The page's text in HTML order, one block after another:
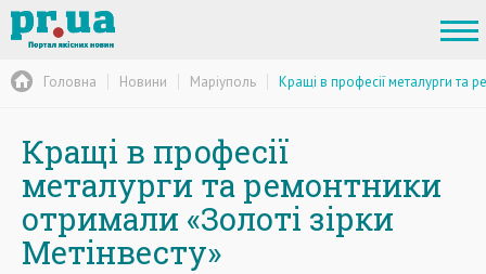
Головна Новини Маріуполь Кращі в професії металурги та
Кращі в професії
металурги та ремонтники
отримали «Золоті зірки
Метінвесту»